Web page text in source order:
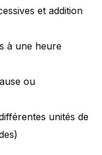
et addition
à une heure
ou
unités de